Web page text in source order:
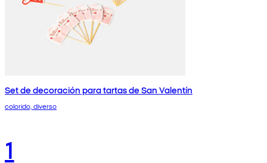
Set de decoración para tartas de San Valentín
colorido, diverso
1